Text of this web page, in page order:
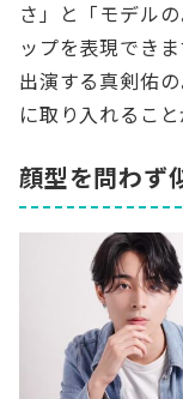
さ」と「モデル
ップを表現でき
出演する真剣佑
に取り入れること
顔型を問わず